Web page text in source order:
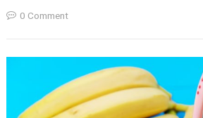
0 Comment